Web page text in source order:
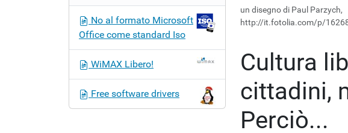
un disegno di Paul Parzych,
http://it.fotolia.com/p/
Cultura
cittadini,
Perciò...
No al formato Microsoft
Office come standard Iso
WiMAX Libero!
Free software drivers